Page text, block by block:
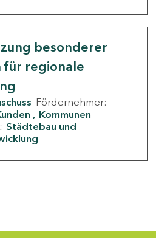
besonderer
für regionale
Fördernehmer:
Kommunen
Städtebau und